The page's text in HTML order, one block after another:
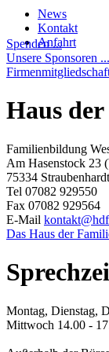
News
Kontakt
Anfahrt
Spenden ...
Unsere Sponsoren ...
Haus
Familienbildung
Am Hasenstock 23
75334
Tel 07082 929550
Fax 07082 929564
E-Mail
Das Haus der
Montag, Dienstag,
Mittwoch 14.00 -